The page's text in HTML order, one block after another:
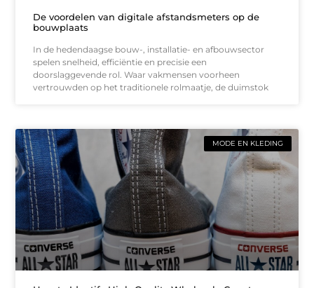
De voordelen van digitale afstandsmeters op de
bouwplaats
In de hedendaagse bouw-, installatie- en afbouwsector
spelen snelheid, efficiëntie en precisie een
doorslaggevende rol. Waar vakmensen voorheen
vertrouwden op het traditionele rolmaatje, de duimstok
MODE EN KLEDING